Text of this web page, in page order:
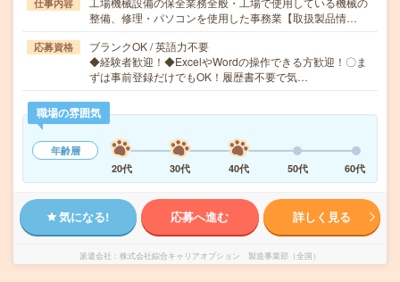
仕事内容
整備、修理・パソコンを使用した事務業【取扱製品情…
応募資格
ブランクOK / 英語力不要
◆経験者歓迎！◆ExcelやWordの操作できる方歓迎！〇ま
ずは事前登録だけでもOK！履歴書不要で気…
職場の雰囲気
年齢層
20代
30代 40代 50代 60代
気になる! 応募へ進む 詳しく見る
派遣会社 株式会社綜合キャリアオプション 製造事業部（全国）